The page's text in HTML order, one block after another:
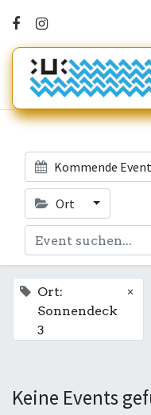
Kommende
Ort
Ort:
Sonnendeck
3
×
Keine Events